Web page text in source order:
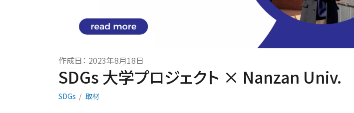
作成日： 2023年8月18日
SDGs 大学プロジェクト × Nanzan Univ.
SDGs 取材